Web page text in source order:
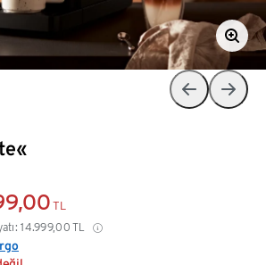
TL
14.999,00 TL